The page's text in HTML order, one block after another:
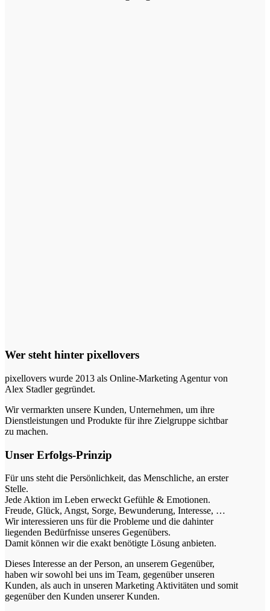
Wer steht hinter pixellovers
pixellovers wurde 2013 als Online-Marketing Agentur von
Alex Stadler gegründet.
Wir vermarkten unsere Kunden, Unternehmen, um ihre
Dienstleistungen und Produkte für ihre Zielgruppe sichtbar
zu machen.
Unser Erfolgs-Prinzip
Für uns steht die Persönlichkeit, das Menschliche, an erster
Stelle.
Jede Aktion im Leben erweckt Gefühle & Emotionen.
Freude, Glück, Angst, Sorge, Bewunderung, Interesse, …
Wir interessieren uns für die Probleme und die dahinter
liegenden Bedürfnisse unseres Gegenübers.
Damit können wir die exakt benötigte Lösung anbieten.
Dieses Interesse an der Person, an unserem Gegenüber,
haben wir sowohl bei uns im Team, gegenüber unseren
Kunden, als auch in unseren Marketing Aktivitäten und somit
gegenüber den Kunden unserer Kunden.